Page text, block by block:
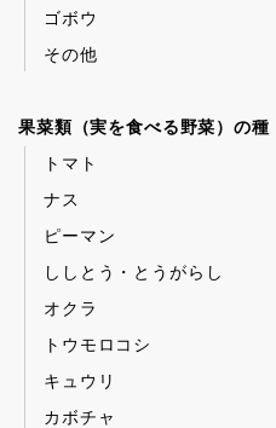
ゴボウ
その他
果菜類（実を食べる野菜）の種
トマト
ナス
ピーマン
ししとう・とうがらし
オクラ
トウモロコシ
キュウリ
カボチャ